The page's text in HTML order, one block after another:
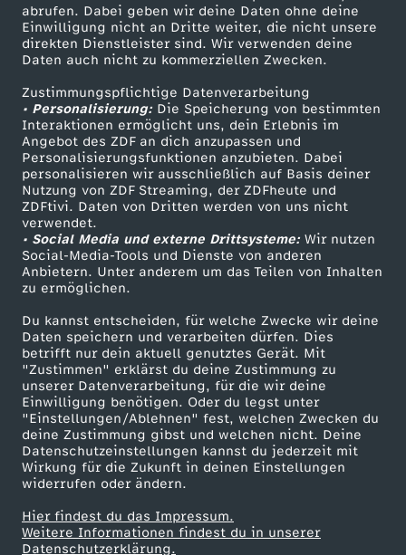
abrufen. Dabei geben wir deine Daten ohne deine
Einwilligung nicht an Dritte weiter, die nicht unsere
direkten Dienstleister sind. Wir verwenden deine
Daten auch nicht zu kommerziellen Zwecken.
Zustimmungspflichtige Datenverarbeitung
• Personalisierung:Die Speicherung von bestimmten
Interaktionen ermöglicht uns, dein Erlebnis im
Angebot des ZDF an dich anzupassen und
Personalisierungsfunktionen anzubieten. Dabei
personalisieren wir ausschließlich auf Basis deiner
Nutzung von ZDF Streaming, der ZDFheute und
ZDFtivi. Daten von Dritten werden von uns nicht
verwendet.
• Social Media und externe Drittsysteme:Wir nutzen
Social-Media-Tools und Dienste von anderen
Anbietern. Unter anderem um das Teilen von Inhalten
zu ermöglichen.
Du kannst entscheiden, für welche Zwecke wir deine
Daten speichern und verarbeiten dürfen. Dies
betrifft nur dein aktuell genutztes Gerät. Mit
"Zustimmen" erklärst du deine Zustimmung zu
unserer Datenverarbeitung, für die wir deine
Einwilligung benötigen. Oder du legst unter
"Einstellungen/Ablehnen" fest, welchen Zwecken du
deine Zustimmung gibst und welchen nicht. Deine
Datenschutzeinstellungen kannst du jederzeit mit
Wirkung für die Zukunft in deinen Einstellungen
widerrufen oder ändern.
Hier findest du das Impressum.
Weitere Informationen findest du in unserer
Datenschutzerklärung.
n
ZDF-Apps
Smart TV
ZDFtext
Livestreams
Sendungen A-Z
TV-Programm
ZDFmitreden
Kontakt zum ZDF
Tickets
Zuschauerservice
Hilfe
ZDF Unternehmen
Karriere
ZDF goes Schule
Werbefernsehen
Mainzelmännchen
Partner